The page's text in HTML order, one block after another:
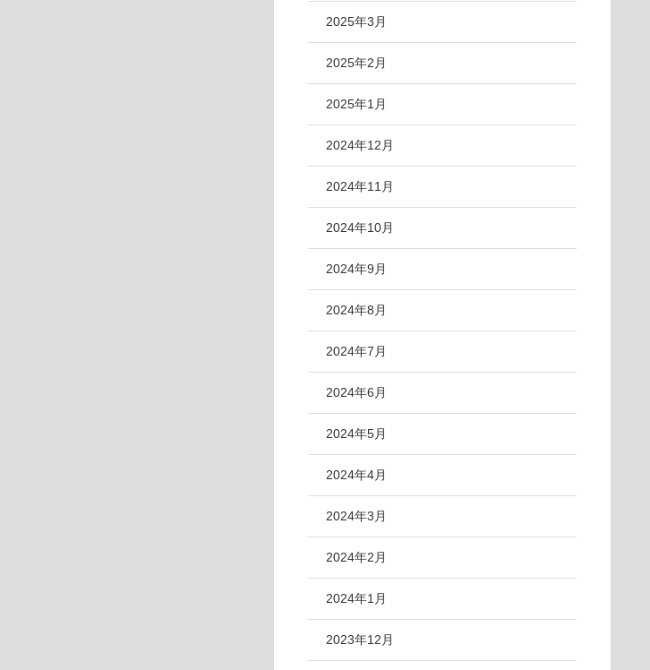
2025年3月
2025年2月
2025年1月
2024年12月
2024年11月
2024年10月
2024年9月
2024年8月
2024年7月
2024年6月
2024年5月
2024年4月
2024年3月
2024年2月
2024年1月
2023年12月